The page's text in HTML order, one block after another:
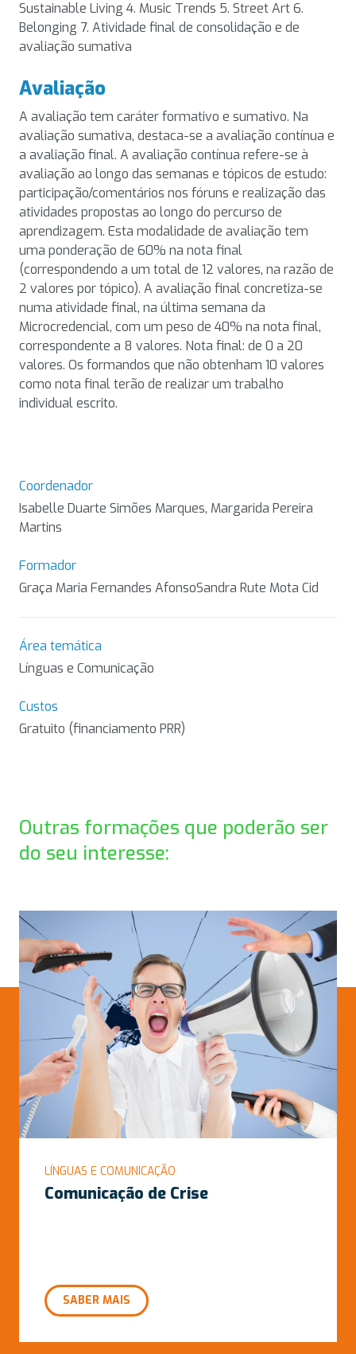
Sustainable Living 4. Music Trends 5. Street Art 6.
Belonging 7. Atividade final de consolidação e de
avaliação sumativa
Avaliação
A avaliação tem caráter formativo e sumativo. Na
avaliação sumativa, destaca-se a avaliação contínua e
a avaliação final. A avaliação contínua refere-se à
avaliação ao longo das semanas e tópicos de estudo:
participação/comentários nos fóruns e realização das
atividades propostas ao longo do percurso de
aprendizagem. Esta modalidade de avaliação tem
uma ponderação de 60% na nota final
(correspondendo a um total de 12 valores, na razão de
2 valores por tópico). A avaliação final concretiza-se
numa atividade final, na última semana da
Microcredencial, com um peso de 40% na nota final,
correspondente a 8 valores. Nota final: de 0 a 20
valores. Os formandos que não obtenham 10 valores
como nota final terão de realizar um trabalho
individual escrito.
Coordenador
Isabelle Duarte Simões Marques, Margarida Pereira
Martins
Formador
Graça Maria Fernandes AfonsoSandra Rute Mota Cid
Área temática
Línguas e Comunicação
Custos
Gratuito (financiamento PRR)
Outras formações que poderão ser
do seu interesse:
LÍNGUAS E COMUNICAÇÃO
Comunicação de Crise
SABER MAIS